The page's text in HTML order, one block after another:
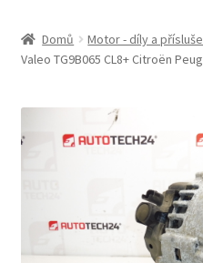
Blog
Doprava
Domů Motor - díly a
Valeo TG9B065 CL8+ Citroën